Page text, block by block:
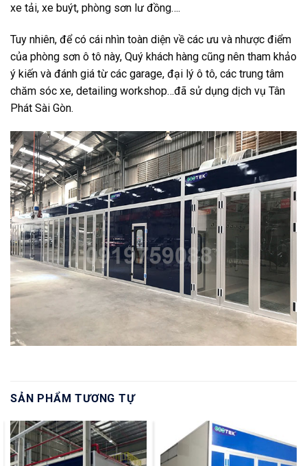
xe tải, xe buýt, phòng sơn lư đồng….
Tuy nhiên, để có cái nhìn toàn diện về các ưu và nhược điểm
của phòng sơn ô tô này, Quý khách hàng cũng nên tham khảo
ý kiến và đánh giá từ các garage, đại lý ô tô, các trung tâm
chăm sóc xe, detailing workshop…đã sử dụng dịch vụ Tân
Phát Sài Gòn.
SẢN PHẨM TƯƠNG TỰ